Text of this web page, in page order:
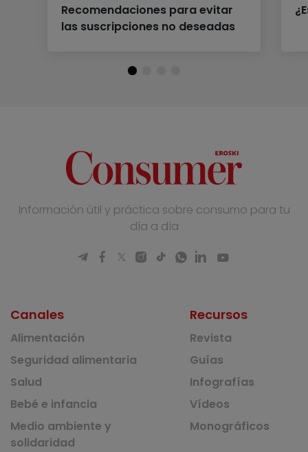
Recomendaciones para evitar
las suscripciones no deseadas
Información útil y práctica sobre consumo para tu
día a día
Canales
Alimentación
Seguridad alimentaria
Salud
Bebé e infancia
Medio ambiente y
solidaridad
Recursos
Revista
Guías
Infografías
Vídeos
Monográficos